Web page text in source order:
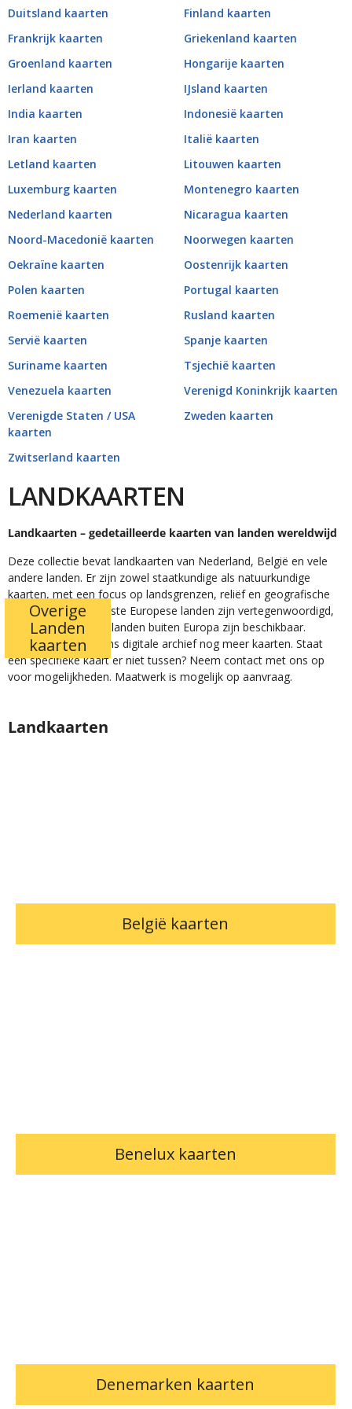
Duitsland kaarten
Finland kaarten
Frankrijk kaarten
Griekenland kaarten
Groenland kaarten
Hongarije kaarten
Ierland kaarten
IJsland kaarten
India kaarten
Indonesië kaarten
Iran kaarten
Italië kaarten
Letland kaarten
Litouwen kaarten
Luxemburg kaarten
Montenegro kaarten
Nederland kaarten
Nicaragua kaarten
Noord-Macedonië kaarten
Noorwegen kaarten
Oekraïne kaarten
Oostenrijk kaarten
Polen kaarten
Portugal kaarten
Roemenië kaarten
Rusland kaarten
Servië kaarten
Spanje kaarten
Suriname kaarten
Tsjechië kaarten
Venezuela kaarten
Verenigd Koninkrijk kaarten
Verenigde Staten / USA
kaarten
Zweden kaarten
Zwitserland kaarten
LANDKAARTEN
Landkaarten – gedetailleerde kaarten van landen wereldwijd
Deze collectie bevat landkaarten van Nederland, België en vele
andere landen. Er zijn zowel staatkundige als natuurkundige
kaarten, met een focus op landsgrenzen, reliëf en geografische
kenmerken. De meeste Europese landen zijn vertegenwoordigd,
maar ook sommige landen buiten Europa zijn beschikbaar.
Daarnaast omvat ons digitale archief nog meer kaarten. Staat
een specifieke kaart er niet tussen? Neem contact met ons op
voor mogelijkheden. Maatwerk is mogelijk op aanvraag.
Landkaarten
België kaarten
Benelux kaarten
Denemarken kaarten
Overige
Landen
kaarten